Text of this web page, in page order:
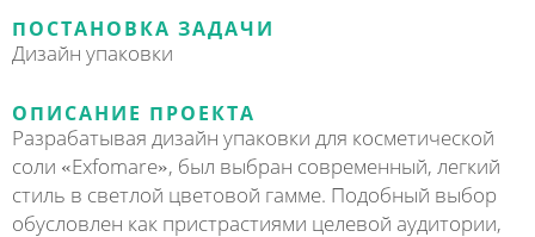
ПОСТАНОВКА ЗАДАЧИ
Дизайн упаковки
ОПИСАНИЕ ПРОЕКТА
Раз­ра­ба­ты­вая ди­зайн упа­ков­ки для кос­ме­ти­чес­кой
со­ли «Exfomare», был вы­бран со­вре­мен­ный, лег­кий
стиль в свет­лой цве­то­вой гам­ме. По­доб­ный вы­бор
обу­с­лов­лен как при­страс­ти­я­ми це­ле­вой ауди­то­рии,